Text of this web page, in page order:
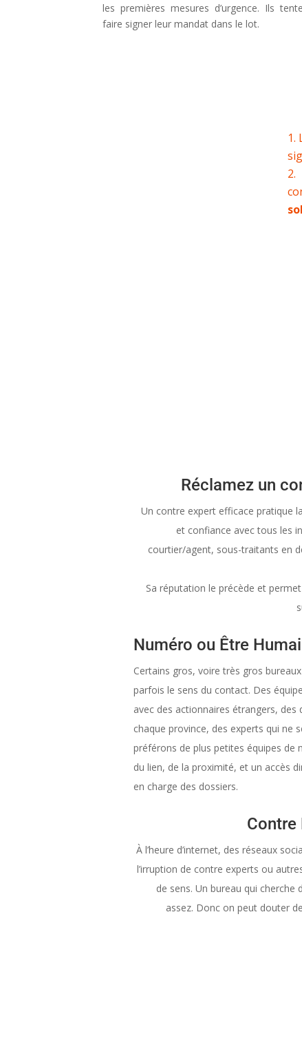
les premières mesures d’urgence. Ils
faire signer leur mandat dans le lot.
Réclamez un
Un contre expert efficace pratique
et confiance avec tous les
courtier/agent, sous-traitants en
Sa réputation le précède et
Numéro ou Être
Certains gros, voire très gros
parfois le sens du contact. Des
avec des actionnaires étrangers, des
chaque province, des experts qui ne
préférons de plus petites équipes de
du lien, de la proximité, et un accès
en charge des dossiers.
Contre
À l’heure d’internet, des réseaux
l’irruption de contre experts ou
de sens. Un bureau qui cherche
assez. Donc on peut douter